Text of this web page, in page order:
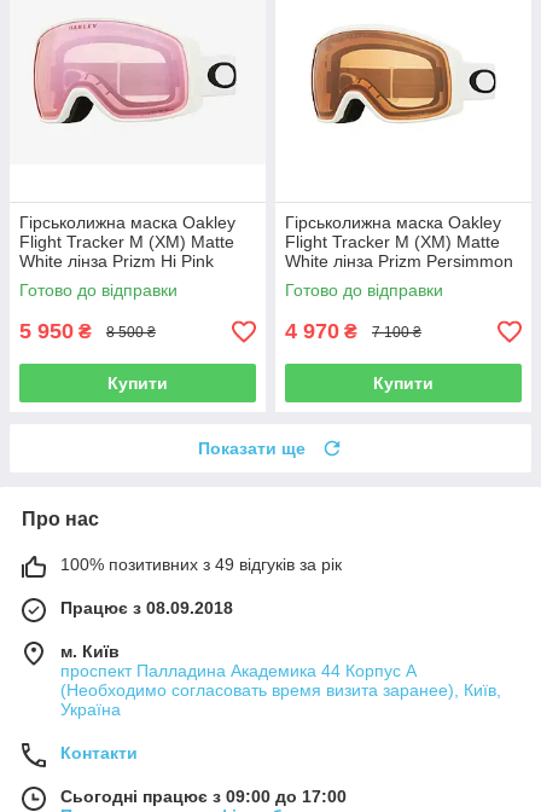
Гірськолижна маска Oakley
Flight Tracker M (XM) Matte
White лінза Prizm Hi Pink
Готово до відправки
5 950 ₴ 8 500 ₴
Купити
Гірськолижна маска Oakley
Flight Tracker M (XM) Matte
White лінза Prizm Persimmon
Готово до відправки
4 970 ₴ 7 100 ₴
Купити
Показати ще
Про нас
100% позитивних з 49 відгуків за рік
Працює з 08.09.2018
м. Київ
проспект Палладина Академика 44 Корпус А
(Необходимо согласовать время визита заранее), Київ,
Україна
Контакти
Сьогодні працює з 09:00 до 17:00